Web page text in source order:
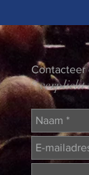
Contacteer
* verplicht